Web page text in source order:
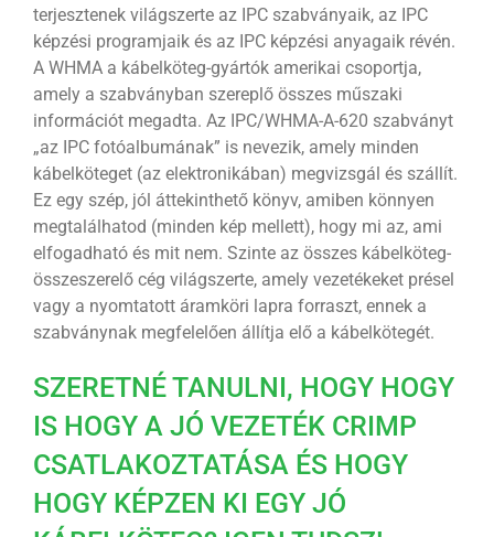
terjesztenek világszerte az IPC szabványaik, az IPC
képzési programjaik és az IPC képzési anyagaik révén.
A WHMA a kábelköteg-gyártók amerikai csoportja,
amely a szabványban szereplő összes műszaki
információt megadta. Az IPC/WHMA-A-620 szabványt
„az IPC fotóalbumának” is nevezik, amely minden
kábelköteget (az elektronikában) megvizsgál és szállít.
Ez egy szép, jól áttekinthető könyv, amiben könnyen
megtalálhatod (minden kép mellett), hogy mi az, ami
elfogadható és mit nem. Szinte az összes kábelköteg-
összeszerelő cég világszerte, amely vezetékeket présel
vagy a nyomtatott áramköri lapra forraszt, ennek a
szabványnak megfelelően állítja elő a kábelkötegét.
SZERETNÉ TANULNI, HOGY HOGY
IS HOGY A JÓ VEZETÉK CRIMP
CSATLAKOZTATÁSA ÉS HOGY
HOGY KÉPZEN KI EGY JÓ